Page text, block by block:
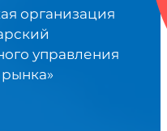
организация
управления